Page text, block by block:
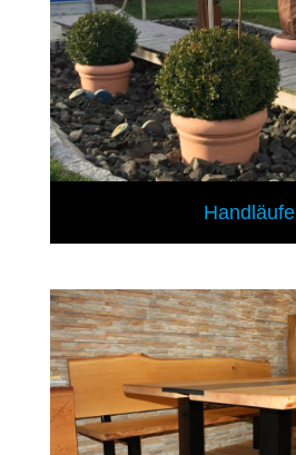
Handläufe